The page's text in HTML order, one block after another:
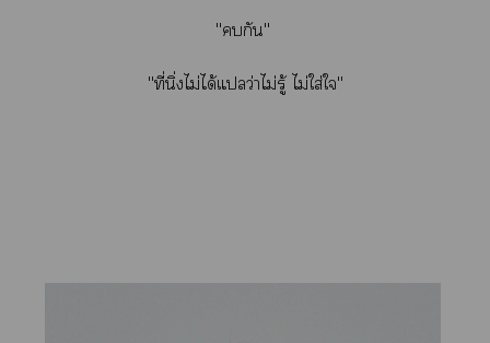
"กัน"
"ที่นิ่งไม่ได้แว่าไม่รู้ ไม่ใส่ใ"